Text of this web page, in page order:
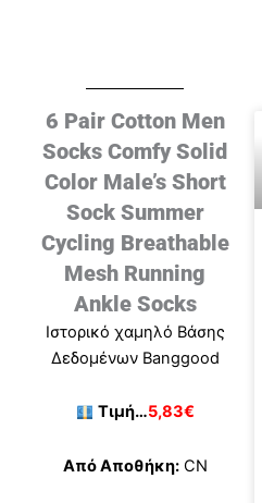
6 Pair Cotton Men
Socks Comfy Solid
Color Male’s Short
Sock Summer
Cycling Breathable
Mesh Running
Ankle Socks
Ιστορικό χαμηλό Βάσης
Δεδομένων Banggood
Τιμή…5,83€
Από Αποθήκη:CN